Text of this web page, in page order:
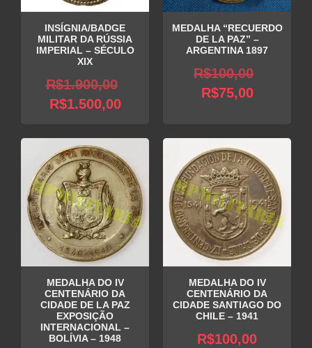
INSÍGNIA/BADGE
MILITAR DA RÚSSIA
IMPERIAL – SÉCULO
XIX
R$1.900,00
era:
R$1.900,00.
R$1.500,00O
atual
é:
R$1.500,00.
MEDALHA “RECUERDO
DE LA PAZ” –
ARGENTINA 1897
R$100,00
R$75,00O
é:
R$75,00.
MEDALHA DO IV
CENTENÁRIO DA
CIDADE DE LA PAZ
EXPOSIÇÃO
INTERNACIONAL –
BOLÍVIA – 1948
MEDALHA DO IV
CENTENÁRIO DA
CIDADE SANTIAGO DO
CHILE – 1941
R$100,00